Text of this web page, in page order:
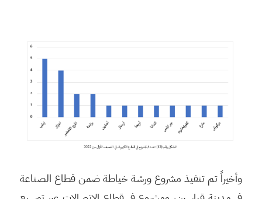
وأخيراً تم تنفيذ مشروع ورشة خياطة ضمن قطاع الصناعة